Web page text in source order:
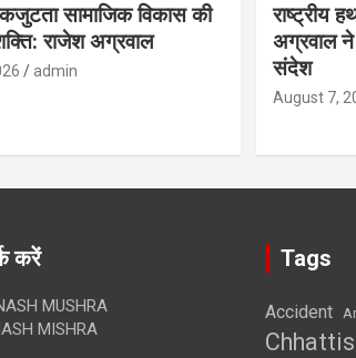
सामाजिक विकास की
राजेश अग्रवाल
admin
राष्ट्रीय
अग्रवाल ने
संदेश
August 7,
करें
MUSHRA
MISHRA
Tags
Accident